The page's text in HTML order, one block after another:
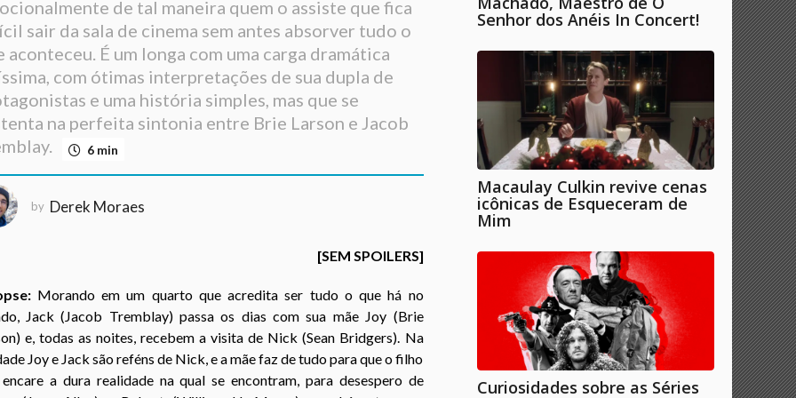
de tal maneira quem o assiste que fica
sair da sala de cinema sem antes absorver tudo o
aconteceu. É um longa com uma carga dramática
com ótimas interpretações de sua dupla de
e uma história simples, mas que se
na perfeita sintonia entre Brie Larson e Jacob
6 min
by Derek Moraes
[SEM SPOILERS]
Morando em um quarto que acredita ser tudo o que há no
Jack (Jacob Tremblay) passa os dias com sua mãe Joy (Brie
e, todas as noites, recebem a visita de Nick (Sean Bridgers). Na
Joy e Jack são reféns de Nick, e a mãe faz de tudo para que o filho
a dura realidade na qual se encontram, para desespero de
Senhor dos Anéis In Concert!
Macaulay Culkin revive cenas
icônicas de Esqueceram de
Mim
Curiosidades sobre as Séries